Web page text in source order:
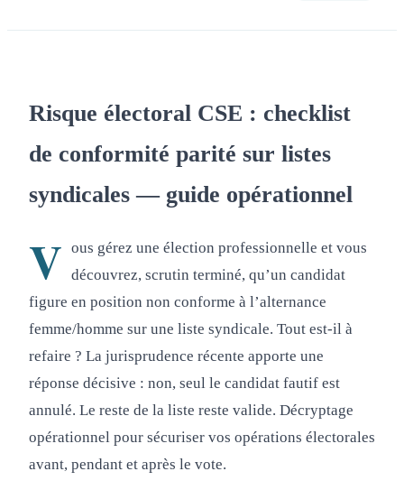
Risque électoral CSE : checklist
de conformité parité sur listes
syndicales — guide opérationnel
V ous gérez une élection professionnelle et vous
découvrez, scrutin terminé, qu’un candidat
figure en position non conforme à l’alternance
femme/homme sur une liste syndicale. Tout est-il à
refaire ? La jurisprudence récente apporte une
réponse décisive : non, seul le candidat fautif est
annulé. Le reste de la liste reste valide. Décryptage
opérationnel pour sécuriser vos opérations électorales
avant, pendant et après le vote.